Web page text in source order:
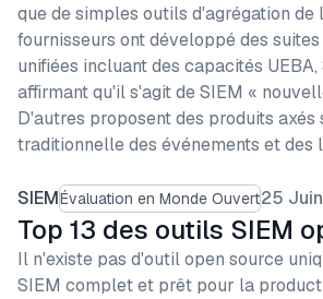
que de simples outils d'agrégation de
fournisseurs ont développé des
unifiées incluant des capacités UEBA,
affirmant qu'il s'agit de SIEM «
D'autres proposent des produits axés
traditionnelle des événements et des
SIEMÉvaluation en Monde Ouvert25 Juin
Top 13 des outils SIEM
Il n'existe pas d'outil open source
SIEM complet et prêt pour la